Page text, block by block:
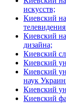
искусств;
Киевский
Киевский
дизайна;
Киевский
Киевский
Киевский
наук
Киевский
Киевский